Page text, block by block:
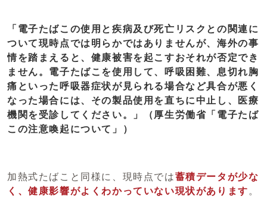
「電子たばこの使用と疾病及び死亡リスクとの関連に
ついて現時点では明らかではありませんが、海外の事
情を踏まえると、健康被害を起こすおそれが否定でき
ません。電子たばこを使用して、呼吸困難、息切れ胸
痛といった呼吸器症状が見られる場合など具合が悪く
なった場合には、その製品使用を直ちに中止し、医療
機関を受診してください。」（厚生労働省「電子たば
この注意喚起について」）
加熱式たばこと同様に、現時点では蓄積データが少な
く、健康影響がよくわかっていない現状があります 。